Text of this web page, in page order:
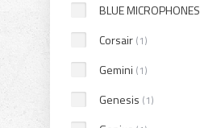
BLUE MICROPHONES
Corsair (1)
Gemini (1)
Genesis (1)